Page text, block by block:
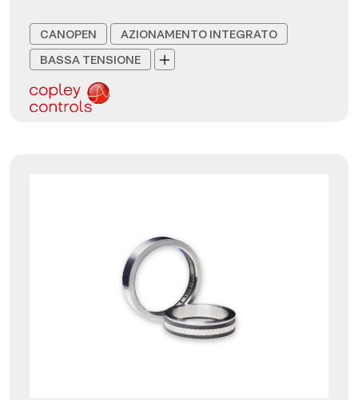
CANOPEN
AZIONAMENTO INTEGRATO
BASSA TENSIONE